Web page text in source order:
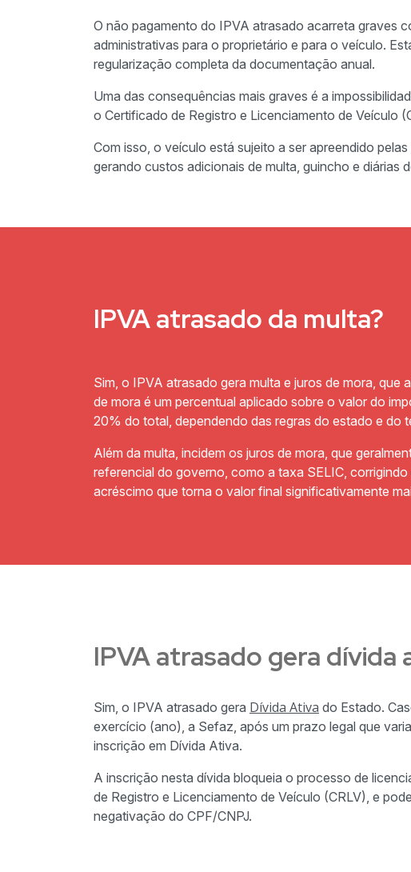
O não pagamento do IPVA atrasado acarreta graves
administrativas para o proprietário e para o veículo.
regularização completa da documentação anual.
Uma das consequências mais graves é a
o Certificado de Registro e Licenciamento de Veículo
Com isso, o veículo está sujeito a ser apreendido
gerando custos adicionais de multa, guincho e diárias
IPVA atrasado da multa?
Sim, o IPVA atrasado gera multa e juros de mora, que
de mora é um percentual aplicado sobre o valor do
20% do total, dependendo das regras do estado e do
Além da multa, incidem os juros de mora, que
referencial do governo, como a taxa SELIC,
acréscimo que torna o valor final significativamente
IPVA atrasado gera dívida
Sim, o IPVA atrasado gera Dívida Ativa do Estado.
exercício (ano), a Sefaz, após um prazo legal que
inscrição em Dívida Ativa.
A inscrição nesta dívida bloqueia o processo de
de Registro e Licenciamento de Veículo (CRLV), e
negativação do CPF/CNPJ.